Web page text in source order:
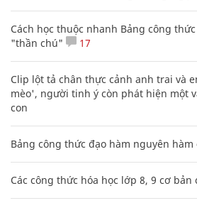
Cách học thuộc nhanh Bảng công
"thần chú"
17
Clip lột tả chân thực cảnh anh trai và
mèo', người tinh ý còn phát hiện một
con
Bảng công thức đạo hàm nguyên
Các công thức hóa học lớp 8, 9 cơ bản